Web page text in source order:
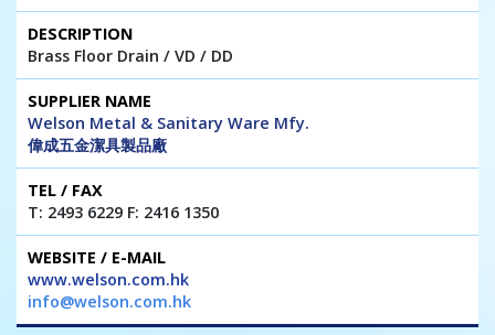
Brass Floor Drain / VD / DD
Welson Metal & Sanitary Ware Mfy.
偉成五金潔具製品廠
T: 2493 6229 F: 2416 1350
www.welson.com.hk
info@welson.com.hk